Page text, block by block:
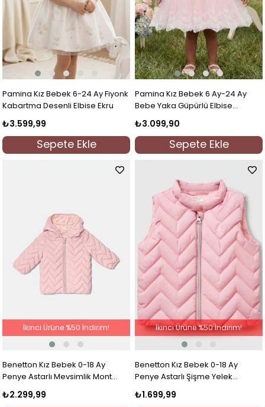
Pamina Kız Bebek 6-24 Ay Fiyonk
Kabartma Desenli Elbise Ekru
₺3.599,99
Sepete Ekle
Pamina Kız Bebek 6 Ay-24 Ay
Bebe Yaka Güpürlü Elbise
₺3.099,90
Sepete Ekle
Benetton Kız Bebek 0-18 Ay
Penye Astarlı Mevsimlik Mont
Pembe
₺2.299,99
İkinci Ürüne %50 İndirim!
Benetton Kız Bebek 0-18 Ay
Penye Astarlı Şişme Yelek
Pembe
₺1.699,99
İkinci Ürüne %50 İndirim!